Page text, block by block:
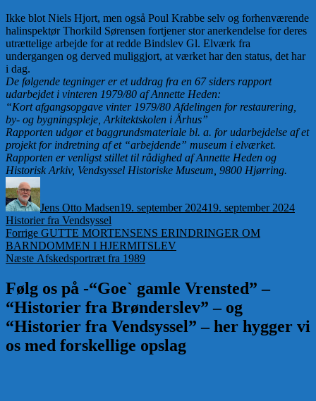
Ikke blot Niels Hjort, men også Poul Krabbe selv og forhenværende
halinspektør Thorkild Sørensen fortjener stor anerkendelse for deres
utrættelige arbejde for at redde Bindslev Gl. Elværk fra
undergangen og derved muliggjort, at værket har den status, det har
i dag.
De følgende tegninger er et uddrag fra en 67 siders rapport
udarbejdet i vinteren 1979/80 af Annette Heden:
“Kort afgangsopgave vinter 1979/80 Afdelingen for restaurering,
by- og bygningspleje, Arkitektskolen i Århus”
Rapporten udgør et baggrundsmateriale bl. a. for udarbejdelse af et
projekt for indretning af et “arbejdende” museum i elværket.
Rapporten er venligst stillet til rådighed af Annette Heden og
Historisk Arkiv, Vendsyssel Historiske Museum, 9800 Hjørring.
Jens Otto Madsen19. september 202419. september 2024
Historier fra Vendsyssel
Indlægsnavigation
Forrige Forrige
indlæg:
GUTTE MORTENSENS ERINDRINGER OM
BARNDOMMEN I HJERMITSLEV
Næste Næste
Afskedsportræt fra 1989
Følg os på -“Goe` gamle Vrensted” –
“Historier fra Brønderslev” – og
“Historier fra Vendsyssel” – her hygger vi
os med forskellige opslag